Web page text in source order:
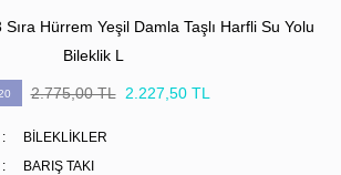
Hürrem Yeşil Damla Taşlı Harfli Su Yolu
Bileklik L
2.775,00 TL 2.227,50 TL
BİLEKLİKLER
BARIŞ TAKI